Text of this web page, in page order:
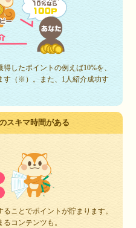
したポイントの例えば10%を、
す（※）。また、1人紹介成功す
スキマ時間がある
ことでポイントが貯まります。
コンテンツも。